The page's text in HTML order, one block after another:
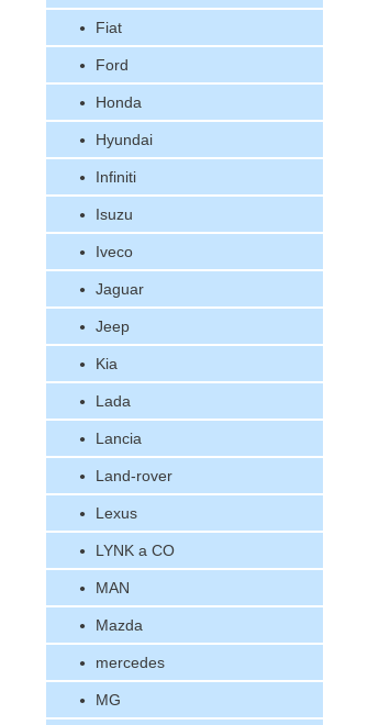
Fiat
Ford
Honda
Hyundai
Infiniti
Isuzu
Iveco
Jaguar
Jeep
Kia
Lada
Lancia
Land-rover
Lexus
LYNK a CO
MAN
Mazda
mercedes
MG